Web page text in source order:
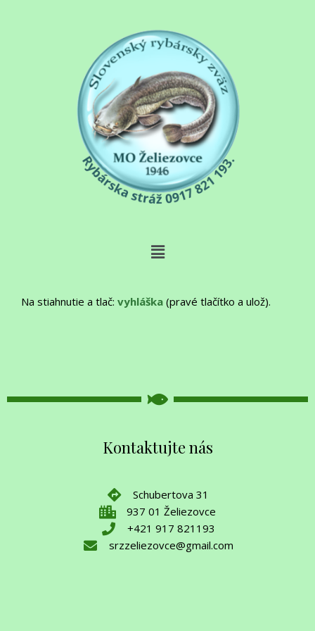
Na stiahnutie a tlač: vyhláška (pravé tlačítko a ulož).
Kontaktujte nás
Schubertova 31
937 01 Želiezovce
+421 917 821193
srzzeliezovce@gmail.com